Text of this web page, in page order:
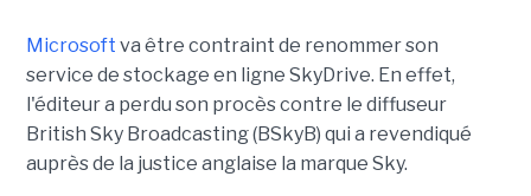
Microsoft va être contraint de renommer son
service de stockage en ligne SkyDrive. En effet,
l'éditeur a perdu son procès contre le diffuseur
British Sky Broadcasting (BSkyB) qui a revendiqué
auprès de la justice anglaise la marque Sky.